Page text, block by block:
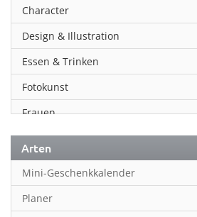
Character
Design & Illustration
Essen & Trinken
Fotokunst
Frauen
Fußball
Geschichte
Humor & Cartoon
Arten
Mini-Geschenkkalender
Planer